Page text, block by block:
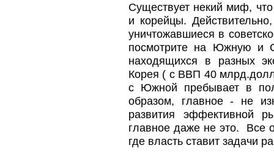
Существует некий миф,
и корейцы.
уничтожавшиеся в
посмотрите на Южную и
находящихся в разных
Корея ( с ВВП 40
с Южной пребывает в
образом, главное - не
развития эффективной
главное даже не это. Все
где власть ставит задачи